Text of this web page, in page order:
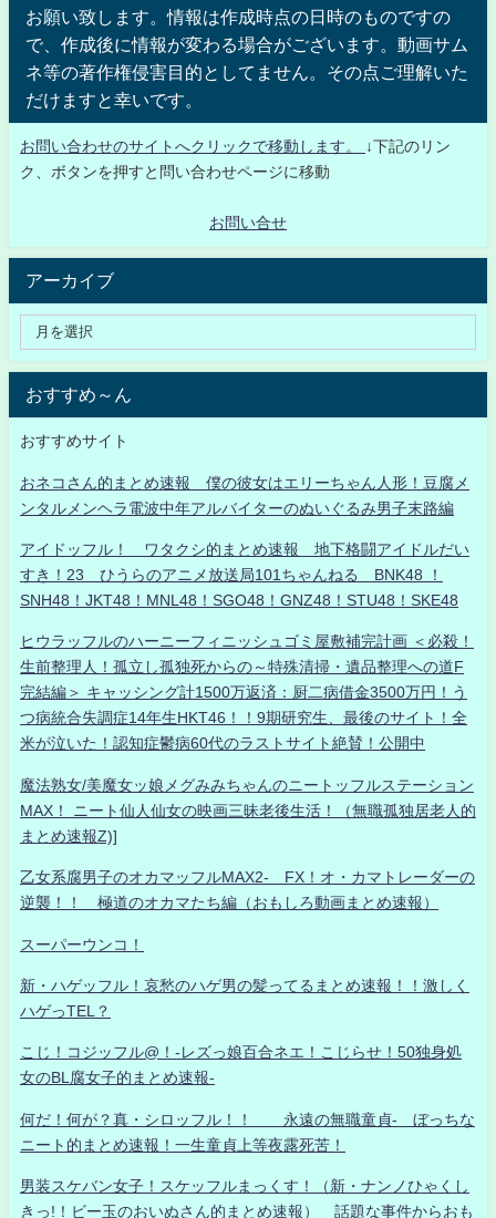
お願い致します。情報は作成時点の日時のものですの
で、作成後に情報が変わる場合がございます。動画サム
ネ等の著作権侵害目的としてません。その点ご理解いた
だけますと幸いです。
お問い合わせのサイトへクリックで移動します。
↓下記のリン
ク、ボタンを押すと問い合わせページに移動
お問い合せ
アーカイブ
おすすめ～ん
おすすめサイト
おネコさん的まとめ速報 僕の彼女はエリーちゃん人形！豆腐メ
ンタルメンヘラ電波中年アルバイターのぬいぐるみ男子末路編
アイドッフル！ ワタクシ的まとめ速報 地下格闘アイドルだい
すき！23 ひうらのアニメ放送局101ちゃんねる BNK48 ！
SNH48！JKT48！MNL48！SGO48！GNZ48！STU48！SKE48
ヒウラッフルのハーニーフィニッシュゴミ屋敷補完計画 ＜必殺！
生前整理人！孤立し孤独死からの～特殊清掃・遺品整理への道F
完結編＞ キャッシング計1500万返済：厨二病借金3500万円！う
つ病統合失調症14年生HKT46！！9期研究生、最後のサイト！全
米が泣いた！認知症鬱病60代のラストサイト絶賛！公開中
魔法熟女/美魔女ッ娘メグみみちゃんのニートッフルステーション
MAX！ ニート仙人仙女の映画三昧老後生活！（無職孤独居老人的
まとめ速報Z)]
乙女系腐男子のオカマッフルMAX2- FX！オ・カマトレーダーの
逆襲！！ 極道のオカマたち編（おもしろ動画まとめ速報）
スーパーウンコ！
新・ハゲッフル！哀愁のハゲ男の髪ってるまとめ速報！！激しく
ハゲっTEL？
こじ！コジッフル@！-レズっ娘百合ネエ！こじらせ！50独身処
女のBL腐女子的まとめ速報-
何だ！何が？真・シロッフル！！ 永遠の無職童貞- ぼっちな
ニート的まとめ速報！一生童貞上等夜露死苦！
男装スケバン女子！スケッフルまっくす！（新・ナンノひゃくし
きっ!！ビー玉のおいぬさん的まとめ速報） 話題な事件からおも